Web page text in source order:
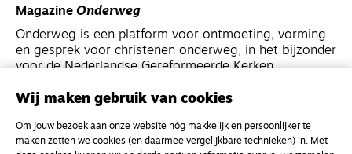
Magazine Onderweg
Onderweg is een platform voor ontmoeting, vorming
en gesprek voor christenen onderweg, in het bijzonder
voor de Nederlandse Gereformeerde Kerken.
Magazine
Onderweg
Kvk-nummer 33277063
Wij maken gebruik van cookies
Om jouw bezoek aan onze website nóg makkelijk en persoonlijker te
maken zetten we cookies (en daarmee vergelijkbare technieken) in. Met